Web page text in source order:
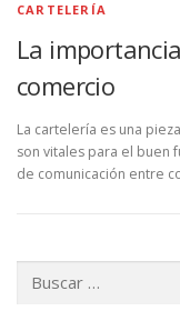
CARTELERÍA
La
comercio
La cartelería es una
son vitales para el buen
de comunicación entre